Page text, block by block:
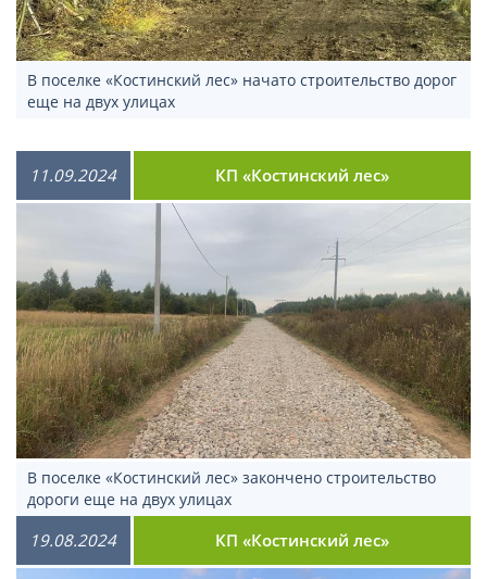
В поселке «Костинский лес» начато строительство дорог
еще на двух улицах
11.09.2024 КП «Костинский лес»
В поселке «Костинский лес» закончено строительство
дороги еще на двух улицах
19.08.2024 КП «Костинский лес»